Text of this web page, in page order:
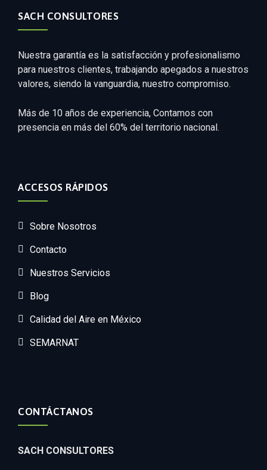
SACH CONSULTORES
Nuestra garantía es la satisfacción y profesionalismo
para nuestros clientes, trabajando apegados a nuestros
valores, siendo la vanguardia, nuestro compromiso.
Más de 10 años de experiencia, Contamos con
presencia en más del 60% del territorio nacional.
ACCESOS RÁPIDOS
Sobre Nosotros
Contacto
Nuestros Servicios
Blog
Calidad del Aire en México
SEMARNAT
CONTÁCTANOS
SACH CONSULTORES